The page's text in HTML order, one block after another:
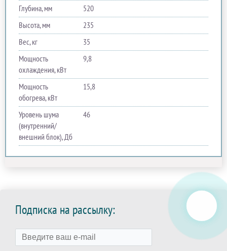
Глубина, мм
520
Высота, мм
235
Вес, кг
35
Мощность
охлаждения, кВт
9,8
Мощность
обогрева, кВт
15,8
Уровень шума
(внутренний/
внешний блок), Дб
46
Подписка на рассылку: